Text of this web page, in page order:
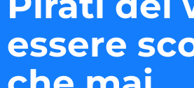
essere